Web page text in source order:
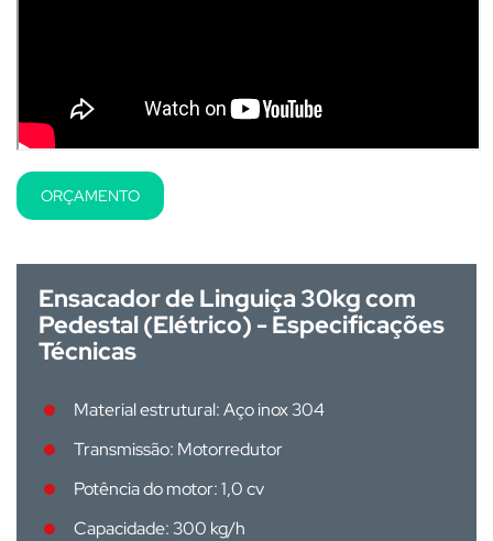
ORÇAMENTO
Ensacador de Linguiça 30kg com
Pedestal (Elétrico) - Especificações
Técnicas
Material estrutural: Aço inox 304
Transmissão: Motorredutor
Potência do motor: 1,0 cv
Capacidade: 300 kg/h